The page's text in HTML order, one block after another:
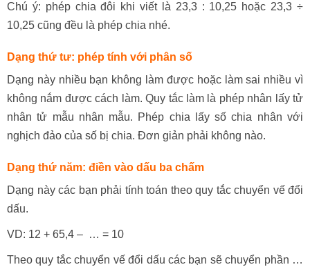
Chú ý: phép chia đôi khi viết là 23,3 : 10,25 hoặc 23,3 ÷
10,25 cũng đều là phép chia nhé.
Dạng thứ tư: phép tính với phân số
Dạng này nhiều bạn không làm được hoặc làm sai nhiều vì
không nắm được cách làm. Quy tắc làm là phép nhân lấy tử
nhân tử mẫu nhân mẫu. Phép chia lấy số chia nhân với
nghịch đảo của số bị chia. Đơn giản phải không nào.
Dạng thứ năm: điền vào dấu ba chấm
Dạng này các bạn phải tính toán theo quy tắc chuyển vế đổi
dấu.
VD: 12 + 65,4 – … = 10
Theo quy tắc chuyển vế đổi dấu các bạn sẽ chuyển phần …